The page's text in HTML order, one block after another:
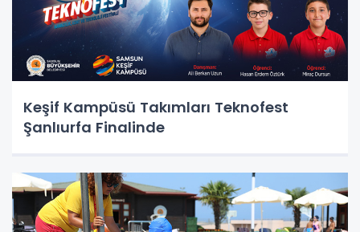
Keşif Kampüsü Takımları Teknofest
Şanlıurfa Finalinde